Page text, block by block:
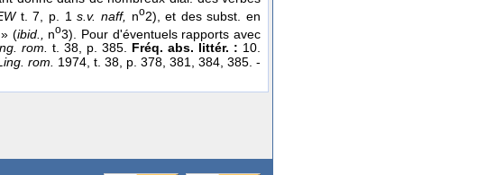
t. 7, p. 1s.v. naff, no2), et des subst. en
(ibid., no3). Pour d'éventuels rapports avec
rom. t. 38, p. 385. Fréq. abs. littér. : 10.
rom. 1974, t. 38, p. 378, 381, 384, 385. -